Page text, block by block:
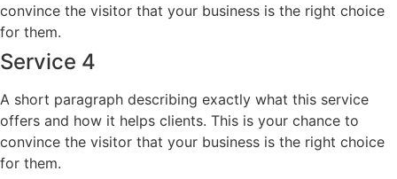
convince the visitor that your business is the right choice
for them.
Service 4
A short paragraph describing exactly what this service
offers and how it helps clients. This is your chance to
convince the visitor that your business is the right choice
for them.